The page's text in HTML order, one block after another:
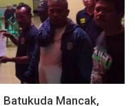
Mancak,